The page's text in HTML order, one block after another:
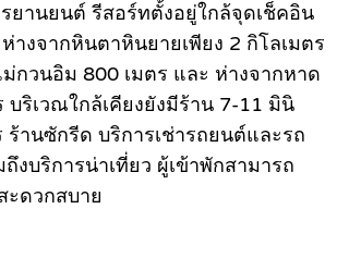
ยานยนต์ รีสอร์ทตั้งอยู่ใกล้จุดเช็คอิน
างจากหินตาหินยายเพียง 2 กิโลเมตร
ม่กวนอิม 800 เมตร และ ห่างจากหาด
บริเวณใกล้เคียงยังมีร้าน 7-11 มินิ
ร้านซักรีด บริการเช่ารถยนต์และรถ
งบริการน่าเที่ยว ผู้เข้าพักสามารถ
ะดวกสบาย